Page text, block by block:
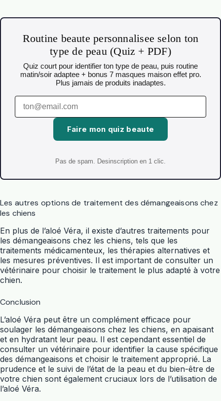
Routine beaute personnalisee selon ton
type de peau (Quiz + PDF)
Quiz court pour identifier ton type de peau, puis routine
matin/soir adaptee + bonus 7 masques maison effet pro.
Plus jamais de produits inadaptes.
Faire mon quiz beaute
Pas de spam. Desinscription en 1 clic.
Les autres options de traitement des démangeaisons chez
les chiens
En plus de l’aloé Véra, il existe d’autres traitements pour
les démangeaisons chez les chiens, tels que les
traitements médicamenteux, les thérapies alternatives et
les mesures préventives. Il est important de consulter un
vétérinaire pour choisir le traitement le plus adapté à votre
chien.
Conclusion
L’aloé Véra peut être un complément efficace pour
soulager les démangeaisons chez les chiens, en apaisant
et en hydratant leur peau. Il est cependant essentiel de
consulter un vétérinaire pour identifier la cause spécifique
des démangeaisons et choisir le traitement approprié. La
prudence et le suivi de l’état de la peau et du bien-être de
votre chien sont également cruciaux lors de l’utilisation de
l’aloé Véra.